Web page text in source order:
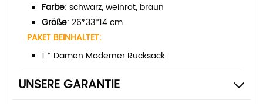
Farbe: schwarz, weinrot, braun
Größe: 26*33*14 cm
PAKET BEINHALTET:
1 * Damen Moderner Rucksack
UNSERE GARANTIE